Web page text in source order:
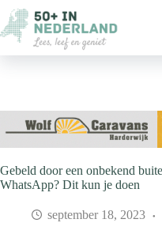
naar
de
inhoud
Gebeld door een onbekend
WhatsApp? Dit kun je doen
september 18, 2023